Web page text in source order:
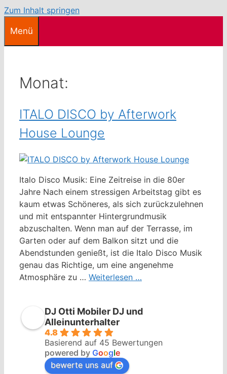
Zum Inhalt springen
Menü
Monat:
ITALO DISCO by Afterwork
House Lounge
Italo Disco Musik: Eine Zeitreise in die 80er
Jahre Nach einem stressigen Arbeitstag gibt es
kaum etwas Schöneres, als sich zurückzulehnen
und mit entspannter Hintergrundmusik
abzuschalten. Wenn man auf der Terrasse, im
Garten oder auf dem Balkon sitzt und die
Abendstunden genießt, ist die Italo Disco Musik
genau das Richtige, um eine angenehme
Atmosphäre zu … Weiterlesen …
DJ Otti Mobiler DJ und
Alleinunterhalter
4.8
Basierend auf 45 Bewertungen
powered by Google
bewerte uns auf